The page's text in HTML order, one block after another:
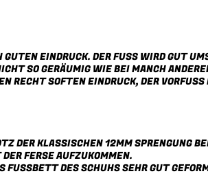
EINDRUCK. DER FUSS WIRD GUT
SO GERÄUMIG WIE BEI MANCH
SOFTEN EINDRUCK, DER VORFUSS
DER KLASSISCHEN 12MM SPRENGUNG
FERSE AUFZUKOMMEN.
DES SCHUHS SEHR GUT